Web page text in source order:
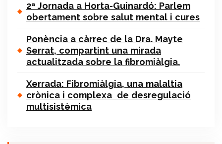
2ª Jornada a Horta-Guinardó: Parlem
obertament sobre salut mental i cures
Ponència a càrrec de la Dra. Mayte
Serrat, compartint una mirada
actualitzada sobre la fibromiàlgia.
Xerrada: Fibromiàlgia, una malaltia
crònica i complexa de desregulació
multisistèmica